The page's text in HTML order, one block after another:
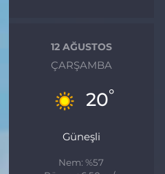
12 AĞUSTOS
ÇARŞAMBA
20°
Güneşli
Nem: %57